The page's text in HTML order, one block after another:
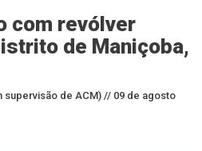
com revólver
de Maniçoba,
supervisão de ACM) // 09 de agosto